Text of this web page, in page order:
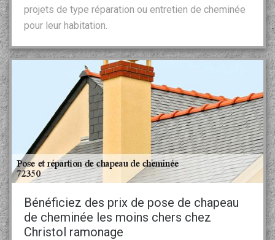
projets de type réparation ou entretien de cheminée
pour leur habitation.
Bénéficiez des prix de pose de chapeau
de cheminée les moins chers chez
Christol ramonage